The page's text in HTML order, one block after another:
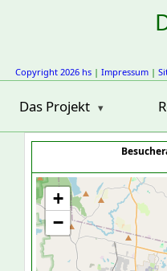
Copyright 2026 hs | Impressum |
Das Projekt
+
−